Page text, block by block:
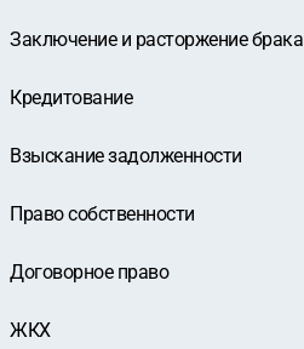
Заключение и расторжение брака
Кредитование
Взыскание задолженности
Право собственности
Договорное право
ЖКХ